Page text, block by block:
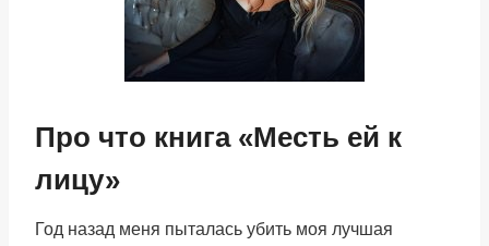
Про что книга «Месть ей к
лицу»
Год назад меня пыталась убить моя лучшая